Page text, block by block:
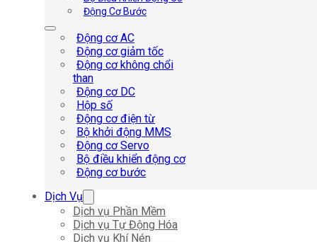
Động Cơ Bước
Động cơ AC
Động cơ giảm tốc
Động cơ không chổi
than
Động cơ DC
Hộp số
Động cơ điện từ
Bộ khởi động MMS
Động cơ Servo
Bộ điều khiển động cơ
Động cơ bước
Dịch Vụ
Dịch vụ Phần Mềm
Dịch vụ Tự Động Hóa
Dịch vụ Khí Nén